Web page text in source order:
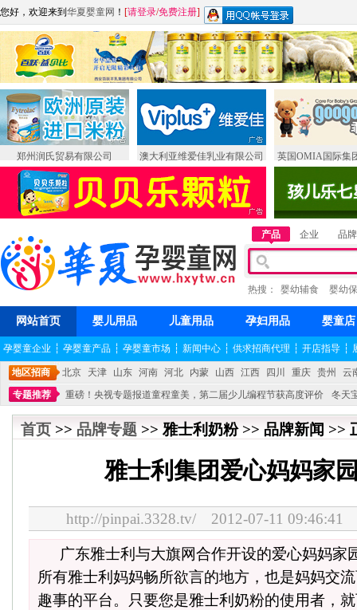
您好，欢迎来到 华夏婴童网 ！ [请登录/免费注册]
郑州润氏贸易有限公司 澳大利亚维爱佳乳业有限公司 英国OMIA国际集
产品 企业 品牌
热搜： 婴幼辅食 婴幼
网站首页 婴儿用品 儿童用品 孕妇用品 婴童店
孕婴童企业 ┆ 孕婴童产品 ┆ 孕婴童市场 ┆ 新闻中心 ┆ 供求招商代理 ┆ 开店指导 ┆
地区招商 北京 天津 山东 河南 河北 内蒙 山西 江西 四川 重庆 贵州
云
专题推荐
重磅！央视专题报道童程童美，第二届少儿编程节获高度评价
冬天
不能再单纯地销售产品,而要向增强服务转型,毕竟母婴产品比较特殊。”
妇幼广场
首页 >> 品牌专题 >> 雅士利奶粉 >> 品牌新闻 >>
雅士利集团爱心妈妈家
http://pinpai.3328.tv/ 2012-07-11 09:46:41
广东雅士利与大旗网合作开设的爱心妈妈家
所有雅士利妈妈畅所欲言的地方，也是妈妈交
趣事的平台。只要您是雅士利奶粉的使用者，